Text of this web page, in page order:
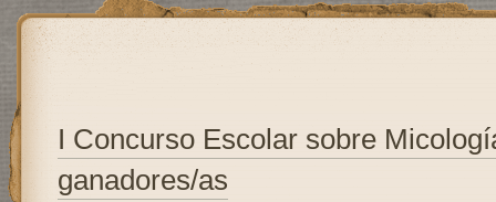
I Concurso Escolar sobre
ganadores/as